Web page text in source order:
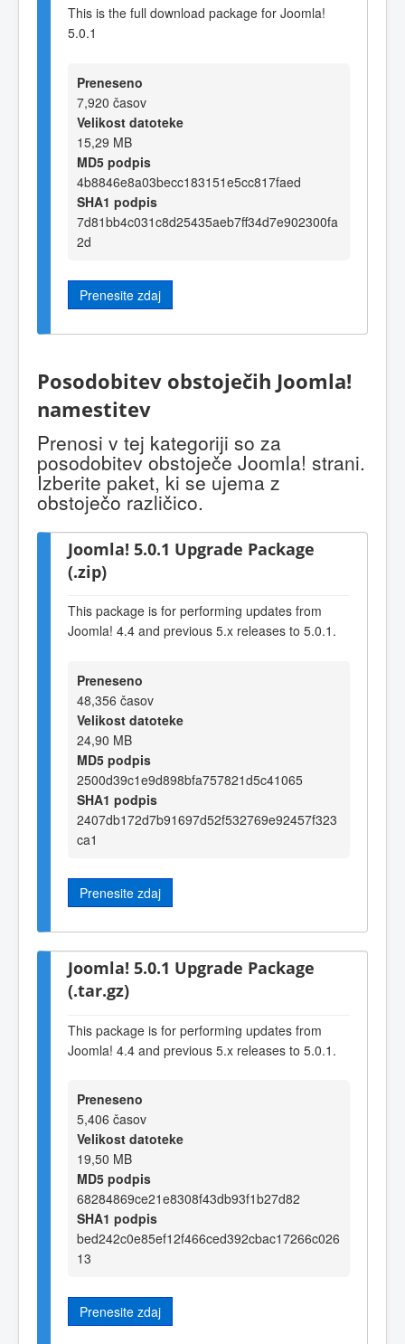
This is the full download package for Joomla!
5.0.1
Preneseno
7,920 časov
Velikost datoteke
15,29 MB
MD5 podpis
4b8846e8a03becc183151e5cc817faed
SHA1 podpis
7d81bb4c031c8d25435aeb7ff34d7e902300fa
2d
Prenesite zdaj
Posodobitev obstoječih Joomla!
namestitev
Prenosi v tej kategoriji so za
posodobitev obstoječe Joomla! strani.
Izberite paket, ki se ujema z
obstoječo različico.
Joomla! 5.0.1 Upgrade Package
(.zip)
This package is for performing updates from
Joomla! 4.4 and previous 5.x releases to 5.0.1.
Preneseno
48,356 časov
Velikost datoteke
24,90 MB
MD5 podpis
2500d39c1e9d898bfa757821d5c41065
SHA1 podpis
2407db172d7b91697d52f532769e92457f323
ca1
Prenesite zdaj
Joomla! 5.0.1 Upgrade Package
(.tar.gz)
This package is for performing updates from
Joomla! 4.4 and previous 5.x releases to 5.0.1.
Preneseno
5,406 časov
Velikost datoteke
19,50 MB
MD5 podpis
68284869ce21e8308f43db93f1b27d82
SHA1 podpis
bed242c0e85ef12f466ced392cbac17266c026
13
Prenesite zdaj